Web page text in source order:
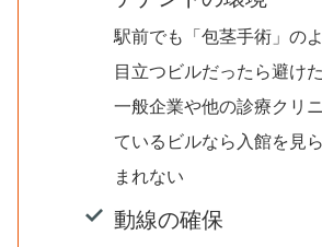
駅前でも「包茎手術」の
目立つビルだったら避け
一般企業や他の診療クリ
ているビルなら入館を見
まれない
動線の確保